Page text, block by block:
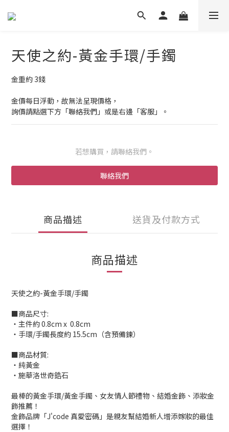
天使之約-黃金手環/手鐲
金重約 3錢
金價每日浮動，故無法呈現價格，
詢價請點選下方「聯絡我們」或是右邊「客服」。
若想購買，請聯絡我們。
聯絡我們
商品描述 送貨及付款方式
商品描述
天使之約-黃金手環/手鐲
■商品尺寸:
‧主件約 0.8cm x 0.8cm
‧手環/手鐲長度約 15.5cm（含預備鍊）
■商品材質:
‧純黃金
‧施華洛世奇鋯石
最棒的黃金手環/黃金手鐲、女友情人節禮物、結婚金飾、添妝金
飾推薦！
金飾品牌「J'code 真愛密碼」是親友幫結婚新人增添嫁妝的最佳
選擇！